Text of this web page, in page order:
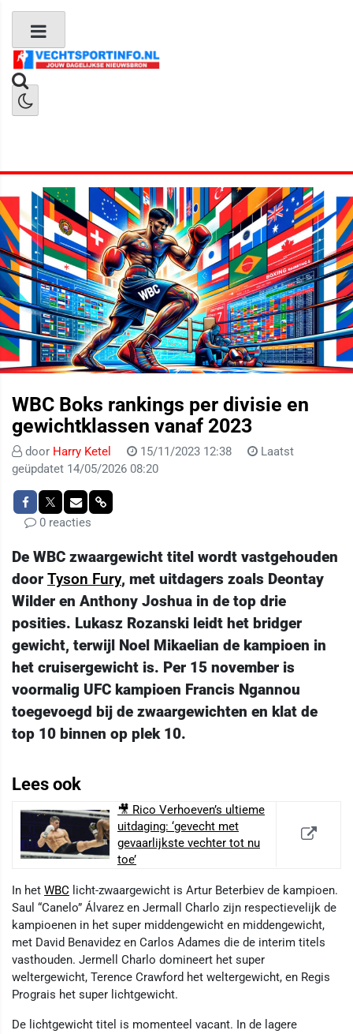
WBC Boks rankings per divisie en
gewichtklassen vanaf 2023
door Harry Ketel 15/11/2023 12:38
Laatst
geüpdatet 14/05/2026 08:20
0 reacties
De WBC zwaargewicht titel wordt vastgehouden
door Tyson Fury, met uitdagers zoals Deontay
Wilder en Anthony Joshua in de top drie
posities. Lukasz Rozanski leidt het bridger
gewicht, terwijl Noel Mikaelian de kampioen in
het cruisergewicht is. Per 15 november is
voormalig UFC kampioen Francis Ngannou
toegevoegd bij de zwaargewichten en klat de
top 10 binnen op plek 10.
Lees ook
🎥 Rico Verhoeven’s ultieme
uitdaging: ‘gevecht met
gevaarlijkste vechter tot nu
toe’
In het WBC licht-zwaargewicht is Artur Beterbiev de kampioen.
Saul “Canelo” Álvarez en Jermall Charlo zijn respectievelijk de
kampioenen in het super middengewicht en middengewicht,
met David Benavidez en Carlos Adames die de interim titels
vasthouden. Jermell Charlo domineert het super
weltergewicht, Terence Crawford het weltergewicht, en Regis
Prograis het super lichtgewicht.
De lichtgewicht titel is momenteel vacant. In de lagere